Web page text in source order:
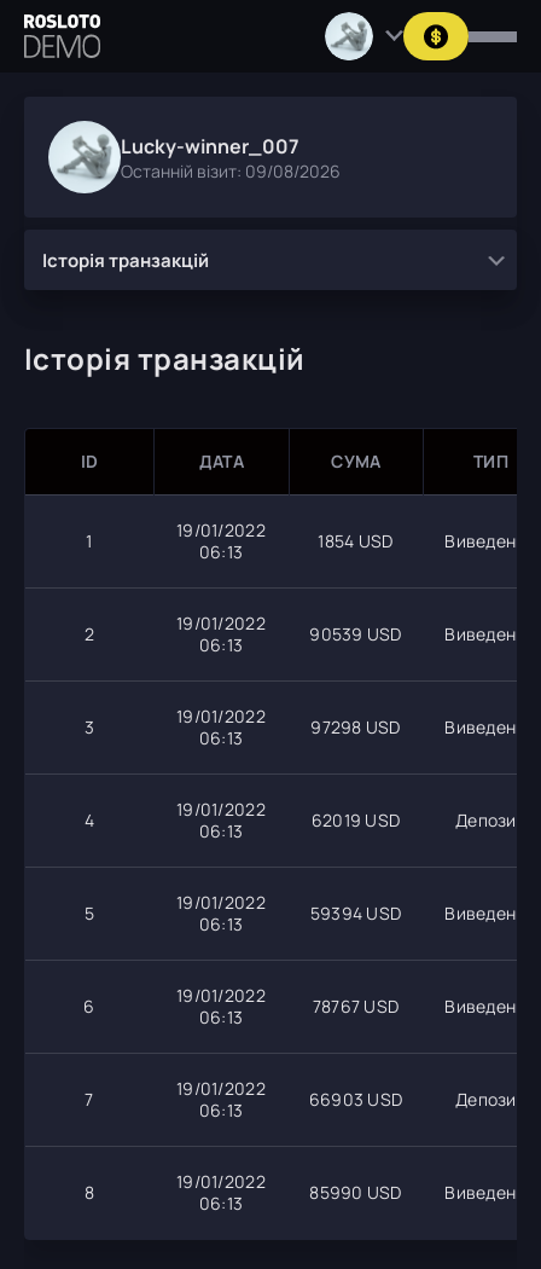
Lucky-winner_007
Останній візит: 09/08/2026
Історія транзакцій
Історія транзакцій
ID ДАТА СУМА ТИП
1
19/01/2022
06:13
1854 USD Виведення
2
19/01/2022
06:13
90539 USD Виведення
3
19/01/2022
06:13
97298 USD Виведення
4
19/01/2022
06:13
62019 USD Депозит
5
19/01/2022
06:13
59394 USD Виведення
6
19/01/2022
06:13
78767 USD Виведення
7
19/01/2022
06:13
66903 USD Депозит
8
19/01/2022
06:13
85990 USD Виведення